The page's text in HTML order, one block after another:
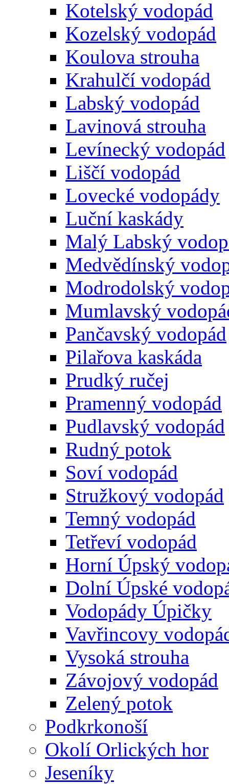
Kotelský vodopád
Kozelský vodopád
Koulova strouha
Krahulčí vodopád
Labský vodopád
Lavinová strouha
Levínecký vodopád
Liščí vodopád
Lovecké vodopády
Luční kaskády
Malý Labský
Medvědínský
Modrodolský
Mumlavský
Pančavský vodopád
Pilařova kaskáda
Prudký ručej
Pramenný vodopád
Pudlavský vodopád
Rudný potok
Soví vodopád
Stružkový vodopád
Temný vodopád
Tetřeví vodopád
Horní Úpský
Dolní Úpské
Vodopády Úpičky
Vavřincovy
Vysoká strouha
Závojový vodopád
Zelený potok
Podkrkonoší
Okolí Orlických hor
Jeseníky